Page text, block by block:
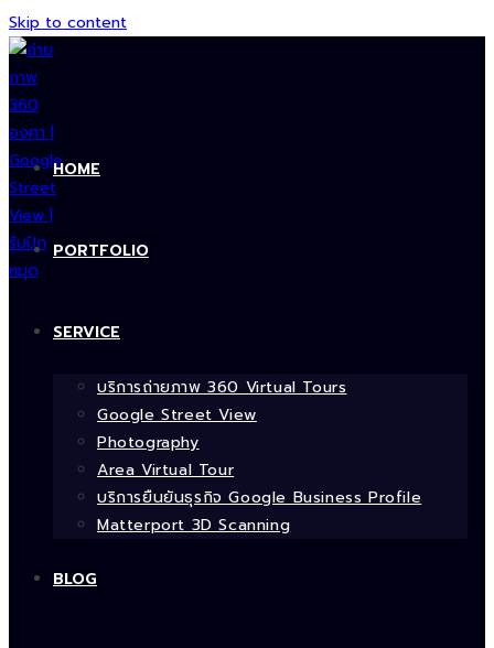
Skip to content
HOME
PORTFOLIO
SERVICE
บริการถ่ายภาพ 360 Virtual Tours
Google Street View
Photography
Area Virtual Tour
บริการยืนยันธุรกิจ Google Business Profile
Matterport 3D Scanning
BLOG